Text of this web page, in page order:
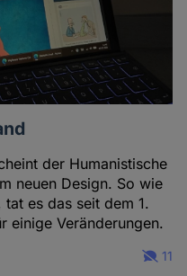
der Humanistische
neuen Design. So wie
es das seit dem 1.
einige Veränderungen.
11